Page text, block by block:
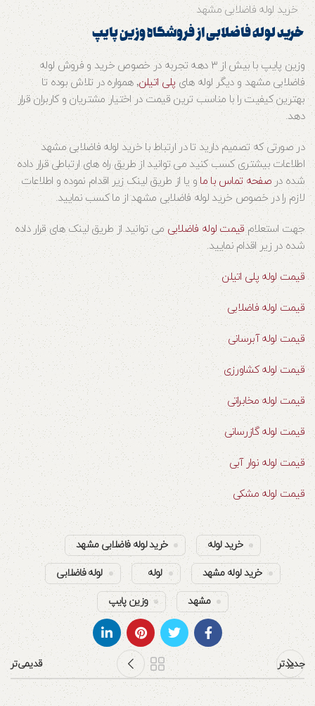
خرید لوله فاضلابی مشهد
خرید لوله فاضلابی از فروشگاه وزین پایپ
وزین پایپ با بیش از ۳ دهه تجربه در خصوص خرید و فروش لوله
فاضلابی مشهد و دیگر لوله هایپلی اتیلن ٬ همواره در تلاش بوده تا
بهترین کیفیت را با مناسب ترین قیمت در اختیار مشتریان و کاربران قرار
دهد.
در صورتی که تصمیم دارید تا در ارتباط با خرید لوله فاضلابی مشهد
اطلاعات بیشتری کسب کنید می توانید از طریق راه های ارتباطی قرار داده
شده درصفحه تماس با ماو یا از طریق لینک زیر اقدام نموده و اطلاعات
لازم را در خصوص خرید لوله فاضلابی مشهد از ما کسب نمایید.
جهت استعلامقیمت لوله فاضلابی می توانید از طریق لینک های قرار داده
شده در زیر اقدام نمایید.
قیمت لوله پلی اتیلن
قیمت لوله فاضلابی
قیمت لوله آبرسانی
قیمت لوله کشاورزی
قیمت لوله مخابراتی
قیمت لوله گازرسانی
قیمت لوله نوار آبی
قیمت لوله مشکی
خرید لوله خرید لوله فاضلابی مشهد
خرید لوله مشهد لوله لوله فاضلابی
مشهد وزین پایپ
جدیدتر قدیمی‌تر